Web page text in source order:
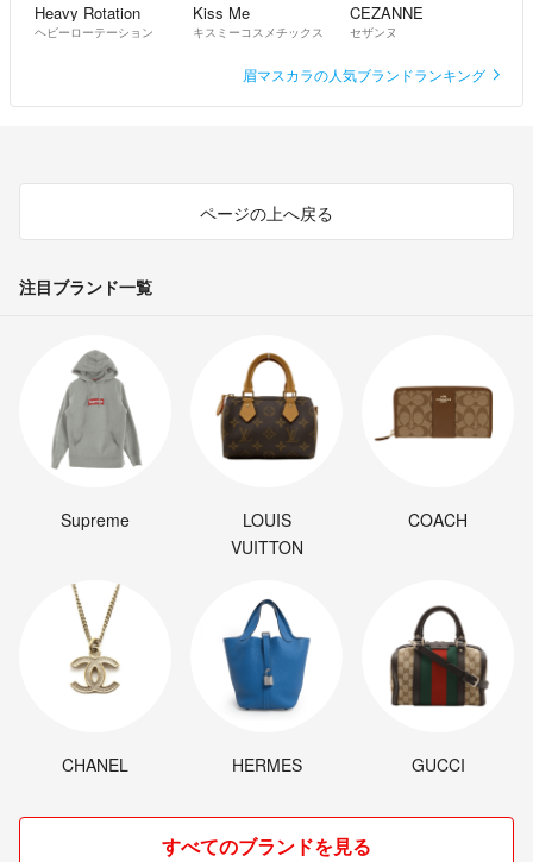
Heavy Rotation
ヘビーローテーション
Kiss Me
キスミーコスメチックス
CEZANNE
セザンヌ
眉マスカラの人気ブランドランキング
ページの上へ戻る
注目ブランド一覧
Supreme
LOUIS
VUITTON
COACH
CHANEL HERMES GUCCI
すべてのブランドを見る